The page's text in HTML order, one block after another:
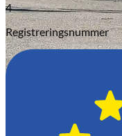
4
Registreringsnummer